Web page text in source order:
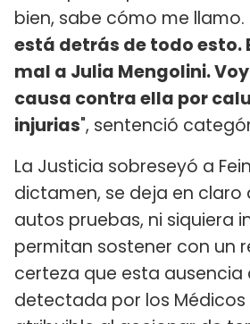
bien, sabe cómo me llamo.
está detrás de todo esto.
mal a Julia Mengolini.
causa contra ella por
injurias", sentenció
La Justicia sobreseyó a
dictamen, se deja en claro
autos pruebas, ni siquiera
permitan sostener con un
certeza que esta ausencia
detectada por los Médicos